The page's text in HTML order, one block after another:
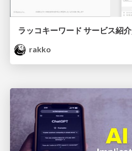
ラッコキーワード サービス紹
rakko